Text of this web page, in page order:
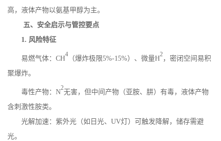
高，液体产物以氨基甲醇为主。
五、安全启示与管控要点
1. 风险特征
易燃气体： CH
4
（爆炸极限5%-15%）、微量H
2
，密闭空间易积
聚爆炸。
毒性产物： N
2
无害，但中间产物（亚胺、肼）有毒，液体产物
含刺激性胺类。
光解加速：紫外光（如日光、 UV灯）可触发降解，储存需避
光。